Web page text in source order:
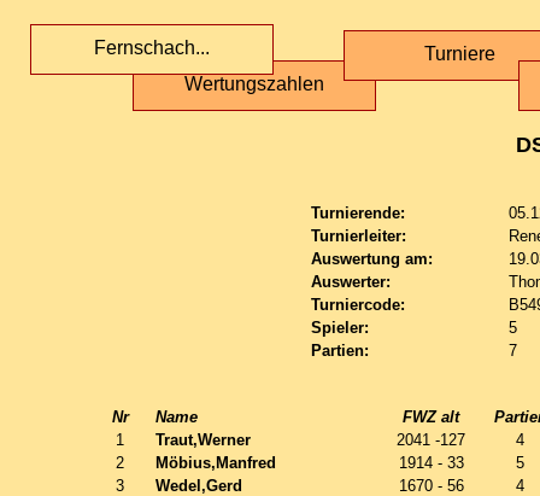
Wertungszahlen
Fernschach... Turniere
Turnierende:
Turnierleiter:
Auswertung am:
Auswerter:
Turniercode:
Spieler:
5
Partien:
7
Nr Name FWZ alt
1
Traut,Werner 2041 -127
4
2
Möbius,Manfred 1914 - 33
5
3
Wedel,Gerd 1670 - 56
4